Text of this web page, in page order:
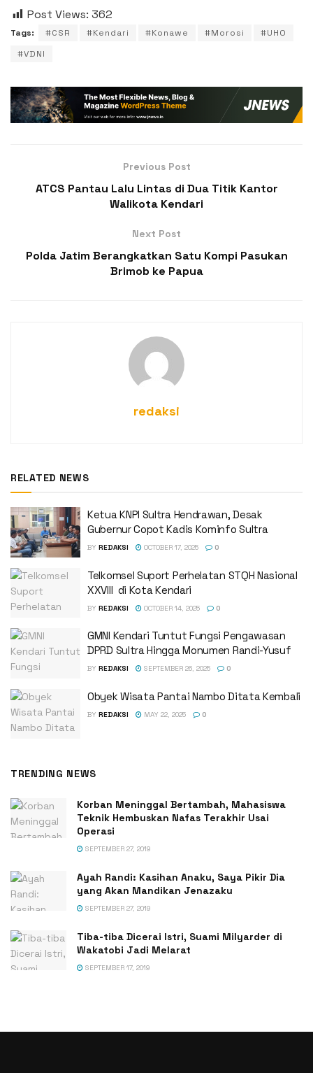
Post Views: 362
Tags: #CSR #Kendari #Konawe #Morosi
#UHO
#VDNI
Previous Post
ATCS Pantau Lalu Lintas di Dua Titik Kantor
Walikota Kendari
Next Post
Polda Jatim Berangkatkan Satu Kompi Pasukan
Brimob ke Papua
redaksi
RELATED NEWS
Ketua KNPI Sultra Hendrawan, Desak
Gubernur Copot Kadis Kominfo Sultra
BY REDAKSI OCTOBER 17, 2025 0
Telkomsel Suport Perhelatan STQH Nasional
XXVIII di Kota Kendari
BY REDAKSI OCTOBER 14, 2025 0
GMNI Kendari Tuntut Fungsi Pengawasan
DPRD Sultra Hingga Monumen Randi-Yusuf ‎
BY REDAKSI SEPTEMBER 26, 2025 0
Obyek Wisata Pantai Nambo Ditata Kembali
BY REDAKSI MAY 22, 2025 0
TRENDING NEWS
Korban Meninggal Bertambah, Mahasiswa
Teknik Hembuskan Nafas Terakhir Usai
Operasi
SEPTEMBER 27, 2019
Ayah Randi: Kasihan Anaku, Saya Pikir Dia
yang Akan Mandikan Jenazaku
SEPTEMBER 27, 2019
Tiba-tiba Dicerai Istri, Suami Milyarder di
Wakatobi Jadi Melarat
SEPTEMBER 17, 2019